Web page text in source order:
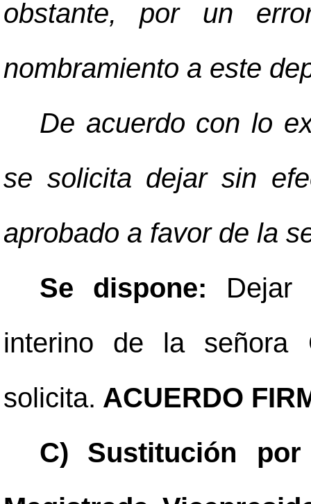
obstante, por un
nombramiento a este
De acuerdo con lo
se solicita dejar sin
aprobado a favor de la
Se dispone: Dejar
interino de la señora
solicita. ACUERDO
C)
Sustitución